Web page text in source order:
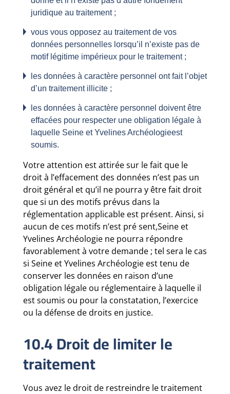
juridique au traitement ;
vous vous opposez au traitement de vos
données personnelles lorsqu’il n’existe pas de
motif légitime impérieux pour le traitement ;
les données à caractère personnel ont fait l’objet
d’un traitement illicite ;
les données à caractère personnel doivent être
effacées pour respecter une obligation légale à
laquelle Seine et Yvelines Archéologieest
soumis.
Votre attention est attirée sur le fait que le
droit à l’effacement des données n’est pas un
droit général et qu’il ne pourra y être fait droit
que si un des motifs prévus dans la
réglementation applicable est présent. Ainsi, si
aucun de ces motifs n’est pré sent,Seine et
Yvelines Archéologie ne pourra répondre
favorablement à votre demande ; tel sera le cas
si Seine et Yvelines Archéologie est tenu de
conserver les données en raison d’une
obligation légale ou réglementaire à laquelle il
est soumis ou pour la constatation, l’exercice
ou la défense de droits en justice.
10.4 Droit de limiter le
traitement
Vous avez le droit de restreindre le traitement